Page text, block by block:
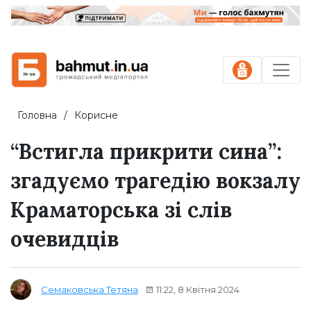
Головна Корисне
“Встигла прикрити сина”:
згадуємо трагедію вокзалу
Краматорська зі слів
очевидців
Семаковська Тетяна 11:22, 8 Квітня 2024